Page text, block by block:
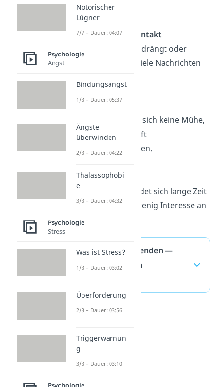
zurückkommt.
Übermäßiger Kontakt
Du fühlst dich bedrängt oder
belästigt durch viele Nachrichten
Keine Mühe
Dein Freund gibt sich keine Mühe,
eure Freundschaft
aufrechtzuerhalten.
Ghosting
Dein Freund meldet sich lange Zeit
nicht und zeigt wenig Interesse an
dir.
Freundschaft beenden —
häufigste Fragen
Notorischer
Lügner
7/7 – Dauer: 04:07
Psychologie
Angst
Bindungsangst
1/3 – Dauer: 05:37
Ängste
überwinden
2/3 – Dauer: 04:22
Thalassophobi
e
3/3 – Dauer: 04:32
Psychologie
Stress
Was ist Stress?
1/3 – Dauer: 03:02
Überforderung
2/3 – Dauer: 03:56
Triggerwarnun
g
3/3 – Dauer: 03:10
Psychologie